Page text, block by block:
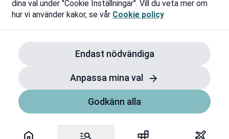
dina val under "Cookie Inställningar". Vill du veta mer om
hur vi använder kakor, se vår Cookie policy
Endast nödvändiga
Anpassa mina val
Godkänn alla